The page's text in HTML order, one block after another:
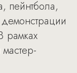
пейнтбола,
рамках